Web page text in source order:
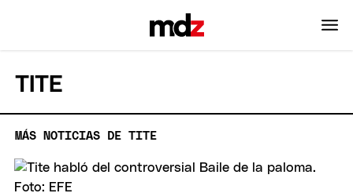
TITE
MÁS NOTICIAS DE TITE